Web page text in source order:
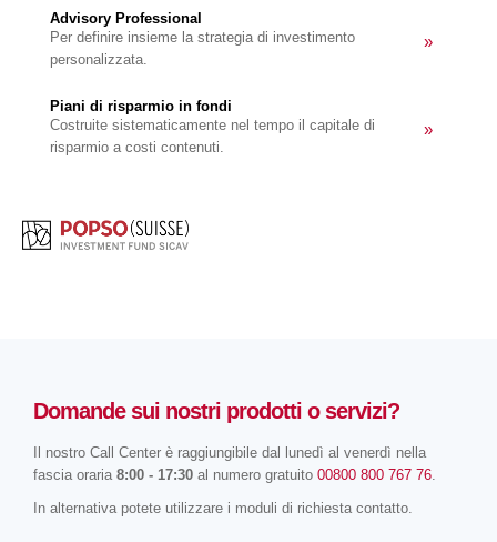
Advisory Professional
Per definire insieme la strategia di investimento
personalizzata.
»
Piani di risparmio in fondi
Costruite sistematicamente nel tempo il capitale di
risparmio a costi contenuti.
»
Domande sui nostri prodotti o servizi?
Il nostro Call Center è raggiungibile dal lunedì al venerdì nella
fascia oraria 8:00 - 17:30 al numero gratuito 00800 800 767 76
In alternativa potete utilizzare i moduli di richiesta contatto.